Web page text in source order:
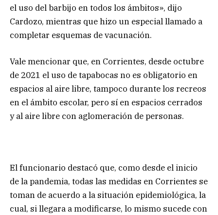
el uso del barbijo en todos los ámbitos», dijo
Cardozo, mientras que hizo un especial llamado a
completar esquemas de vacunación.
Vale mencionar que, en Corrientes, desde octubre
de 2021 el uso de tapabocas no es obligatorio en
espacios al aire libre, tampoco durante los recreos
en el ámbito escolar, pero sí en espacios cerrados
y al aire libre con aglomeración de personas.
El funcionario destacó que, como desde el inicio
de la pandemia, todas las medidas en Corrientes se
toman de acuerdo a la situación epidemiológica, la
cual, si llegara a modificarse, lo mismo sucede con